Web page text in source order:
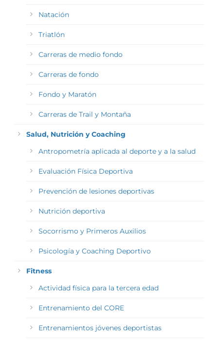
Natación
Triatlón
Carreras de medio fondo
Carreras de fondo
Fondo y Maratón
Carreras de Trail y Montaña
Salud, Nutrición y Coaching
Antropometría aplicada al deporte y a la salud
Evaluación Física Deportiva
Prevención de lesiones deportivas
Nutrición deportiva
Socorrismo y Primeros Auxilios
Psicología y Coaching Deportivo
Fitness
Actividad física para la tercera edad
Entrenamiento del CORE
Entrenamientos jóvenes deportistas